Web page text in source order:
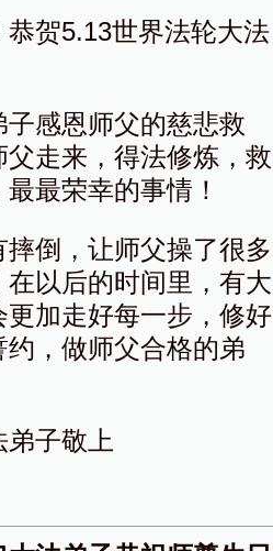
贺5.13世界法轮大法
感恩师父的慈悲救
走来，得法修炼，救
最荣幸的事情！
倒，让师父操了很多
以后的时间里，有大
加走好每一步，修好
，做师父合格的弟
子敬上